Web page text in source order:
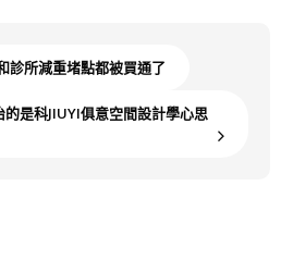
診所減重堵點都被買通了
是科JIUYI俱意空間設計學心思